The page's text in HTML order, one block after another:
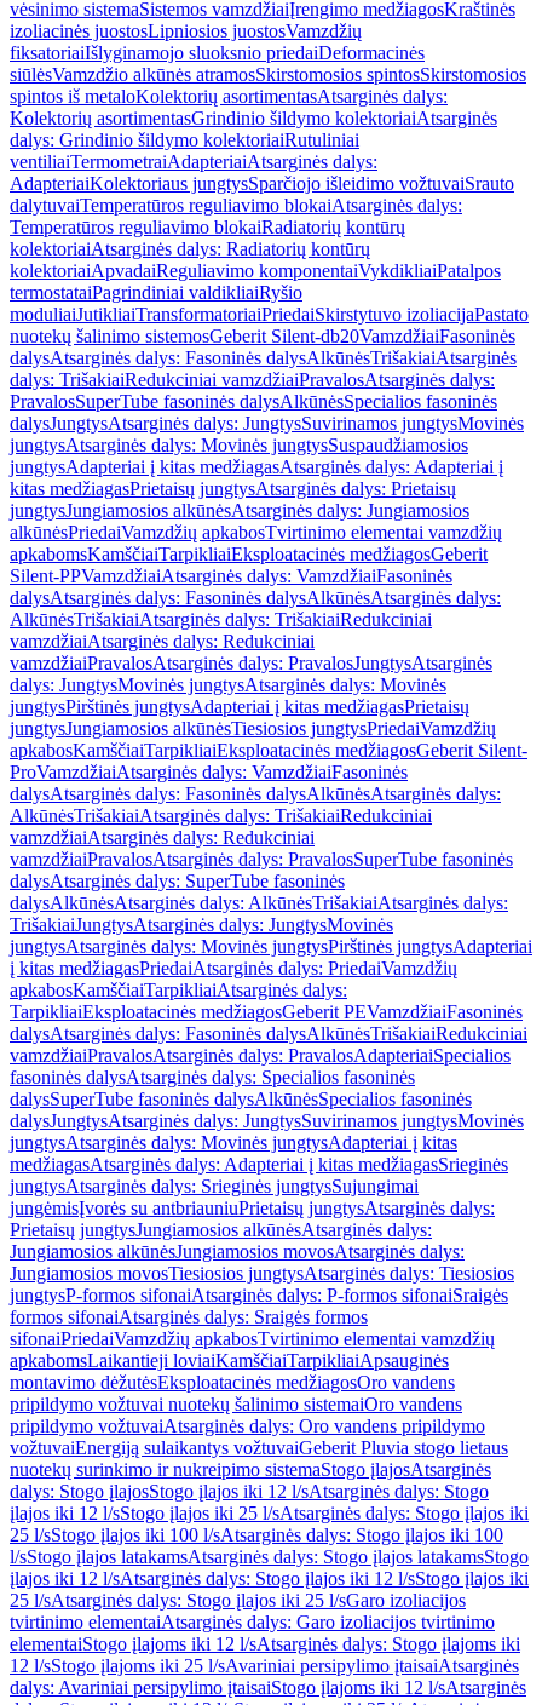
vėsinimo sistemaSistemos vamzdžiaiĮrengimo medžiagosKraštinės
izoliacinės juostosLipniosios juostosVamzdžių
fiksatoriaiIšlyginamojo sluoksnio priedaiDeformacinės
siūlėsVamzdžio alkūnės atramosSkirstomosios spintosSkirstomosios
spintos iš metaloKolektorių asortimentasAtsarginės dalys:
Kolektorių asortimentasGrindinio šildymo kolektoriaiAtsarginės
dalys: Grindinio šildymo kolektoriaiRutuliniai
ventiliaiTermometraiAdapteriaiAtsarginės dalys:
AdapteriaiKolektoriaus jungtysSparčiojo išleidimo vožtuvaiSrauto
dalytuvaiTemperatūros reguliavimo blokaiAtsarginės dalys:
Temperatūros reguliavimo blokaiRadiatorių kontūrų
kolektoriaiAtsarginės dalys: Radiatorių kontūrų
kolektoriaiApvadaiReguliavimo komponentaiVykdikliaiPatalpos
termostataiPagrindiniai valdikliaiRyšio
moduliaiJutikliaiTransformatoriaiPriedaiSkirstytuvo izoliacijaPastato
nuotekų šalinimo sistemosGeberit Silent-db20VamzdžiaiFasoninės
dalysAtsarginės dalys: Fasoninės dalysAlkūnėsTrišakiaiAtsarginės
dalys: TrišakiaiRedukciniai vamzdžiaiPravalosAtsarginės dalys:
PravalosSuperTube fasoninės dalysAlkūnėsSpecialios fasoninės
dalysJungtysAtsarginės dalys: JungtysSuvirinamos jungtysMovinės
jungtysAtsarginės dalys: Movinės jungtysSuspaudžiamosios
jungtysAdapteriai į kitas medžiagasAtsarginės dalys: Adapteriai į
kitas medžiagasPrietaisų jungtysAtsarginės dalys: Prietaisų
jungtysJungiamosios alkūnėsAtsarginės dalys: Jungiamosios
alkūnėsPriedaiVamzdžių apkabosTvirtinimo elementai vamzdžių
apkabomsKamščiaiTarpikliaiEksploatacinės medžiagosGeberit
Silent-PPVamzdžiaiAtsarginės dalys: VamzdžiaiFasoninės
dalysAtsarginės dalys: Fasoninės dalysAlkūnėsAtsarginės dalys:
AlkūnėsTrišakiaiAtsarginės dalys: TrišakiaiRedukciniai
vamzdžiaiAtsarginės dalys: Redukciniai
vamzdžiaiPravalosAtsarginės dalys: PravalosJungtysAtsarginės
dalys: JungtysMovinės jungtysAtsarginės dalys: Movinės
jungtysPirštinės jungtysAdapteriai į kitas medžiagasPrietaisų
jungtysJungiamosios alkūnėsTiesiosios jungtysPriedaiVamzdžių
apkabosKamščiaiTarpikliaiEksploatacinės medžiagosGeberit Silent-
ProVamzdžiaiAtsarginės dalys: VamzdžiaiFasoninės
dalysAtsarginės dalys: Fasoninės dalysAlkūnėsAtsarginės dalys:
AlkūnėsTrišakiaiAtsarginės dalys: TrišakiaiRedukciniai
vamzdžiaiAtsarginės dalys: Redukciniai
vamzdžiaiPravalosAtsarginės dalys: PravalosSuperTube fasoninės
dalysAtsarginės dalys: SuperTube fasoninės
dalysAlkūnėsAtsarginės dalys: AlkūnėsTrišakiaiAtsarginės dalys:
TrišakiaiJungtysAtsarginės dalys: JungtysMovinės
jungtysAtsarginės dalys: Movinės jungtysPirštinės jungtysAdapteriai
į kitas medžiagasPriedaiAtsarginės dalys: PriedaiVamzdžių
apkabosKamščiaiTarpikliaiAtsarginės dalys:
TarpikliaiEksploatacinės medžiagosGeberit PEVamzdžiaiFasoninės
dalysAtsarginės dalys: Fasoninės dalysAlkūnėsTrišakiaiRedukciniai
vamzdžiaiPravalosAtsarginės dalys: PravalosAdapteriaiSpecialios
fasoninės dalysAtsarginės dalys: Specialios fasoninės
dalysSuperTube fasoninės dalysAlkūnėsSpecialios fasoninės
dalysJungtysAtsarginės dalys: JungtysSuvirinamos jungtysMovinės
jungtysAtsarginės dalys: Movinės jungtysAdapteriai į kitas
medžiagasAtsarginės dalys: Adapteriai į kitas medžiagasSrieginės
jungtysAtsarginės dalys: Srieginės jungtysSujungimai
jungėmisĮvorės su antbriauniuPrietaisų jungtysAtsarginės dalys:
Prietaisų jungtysJungiamosios alkūnėsAtsarginės dalys:
Jungiamosios alkūnėsJungiamosios movosAtsarginės dalys:
Jungiamosios movosTiesiosios jungtysAtsarginės dalys: Tiesiosios
jungtysP-formos sifonaiAtsarginės dalys: P-formos sifonaiSraigės
formos sifonaiAtsarginės dalys: Sraigės formos
sifonaiPriedaiVamzdžių apkabosTvirtinimo elementai vamzdžių
apkabomsLaikantieji loviaiKamščiaiTarpikliaiApsauginės
montavimo dėžutėsEksploatacinės medžiagosOro vandens
pripildymo vožtuvai nuotekų šalinimo sistemaiOro vandens
pripildymo vožtuvaiAtsarginės dalys: Oro vandens pripildymo
vožtuvaiEnergiją sulaikantys vožtuvaiGeberit Pluvia stogo lietaus
nuotekų surinkimo ir nukreipimo sistemaStogo įlajosAtsarginės
dalys: Stogo įlajosStogo įlajos iki 12 l/sAtsarginės dalys: Stogo
įlajos iki 12 l/sStogo įlajos iki 25 l/sAtsarginės dalys: Stogo įlajos iki
25 l/sStogo įlajos iki 100 l/sAtsarginės dalys: Stogo įlajos iki 100
l/sStogo įlajos latakamsAtsarginės dalys: Stogo įlajos latakamsStogo
įlajos iki 12 l/sAtsarginės dalys: Stogo įlajos iki 12 l/sStogo įlajos iki
25 l/sAtsarginės dalys: Stogo įlajos iki 25 l/sGaro izoliacijos
tvirtinimo elementaiAtsarginės dalys: Garo izoliacijos tvirtinimo
elementaiStogo įlajoms iki 12 l/sAtsarginės dalys: Stogo įlajoms iki
12 l/sStogo įlajoms iki 25 l/sAvariniai persipylimo įtaisaiAtsarginės
dalys: Avariniai persipylimo įtaisaiStogo įlajoms iki 12 l/sAtsarginės